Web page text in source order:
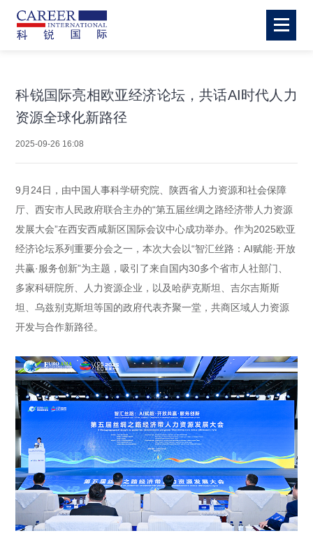
科锐国际亮相欧亚经济论坛，共话AI时代人力
资源全球化新路径
2025-09-26 16:08
9月24日，由中国人事科学研究院、陕西省人力资源和社会保障
厅、西安市人民政府联合主办的“第五届丝绸之路经济带人力资源
发展大会”在西安西咸新区国际会议中心成功举办。作为2025欧亚
经济论坛系列重要分会之一，本次大会以“智汇丝路：AI赋能·开放
共赢·服务创新”为主题，吸引了来自国内30多个省市人社部门、
多家科研院所、人力资源企业，以及哈萨克斯坦、吉尔吉斯斯
坦、乌兹别克斯坦等国的政府代表齐聚一堂，共商区域人力资源
开发与合作新路径。